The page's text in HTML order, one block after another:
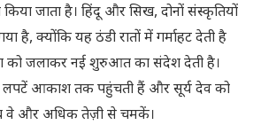
जाता है। हिंदू और सिख, दोनों संस्कृतियों
है, क्योंकि यह ठंडी रातों में गर्माहट देती है
को जलाकर नई शुरुआत का संदेश देती है।
लपटें आकाश तक पहुंचती हैं और सूर्य देव को
वे और अधिक तेज़ी से चमकें।